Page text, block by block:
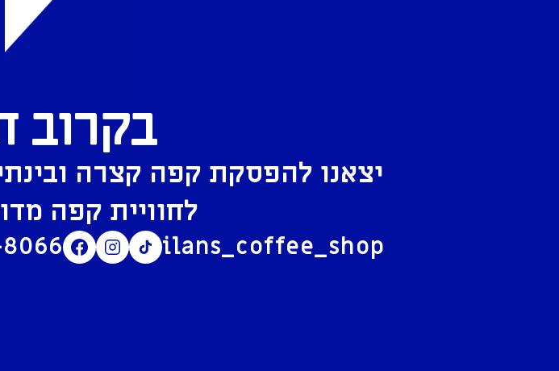
בקרוב
יצאנו להפסקת קפה קצרה
לחוויית קפה
ilans_coffee_shop